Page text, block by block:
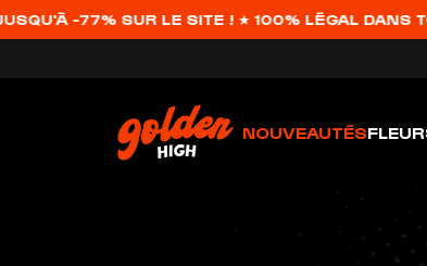
LE SITE ! ★ 100% LÉGAL DANS TOUTE
NOUVEAUTÉS